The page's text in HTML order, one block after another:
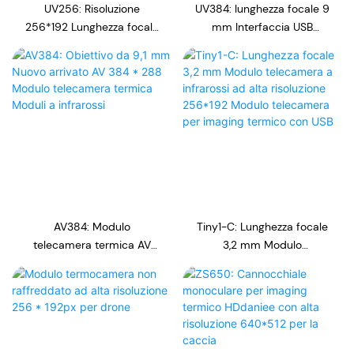
UV256: Risoluzione
256*192 Lunghezza focale
a infrarossi USB Moduli a
infrarossi per famiglie
intelligenti Modulo
UV384: lunghezza focale 9
mm Interfaccia USB
384*288 ad alta
risoluzione Termocamere
core
AV384: Modulo
telecamera termica AV
9,1 mm, nuovo arrivato,
moduli a infrarossi
Tiny1-C: Lunghezza focale
3,2 mm Modulo
alta risoluzione 256*192
Modulo telecamera per
imaging termico con USB